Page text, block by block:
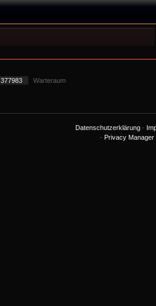
377983
Warteraum
Datenschutzerklärung-
- Privacy Manager